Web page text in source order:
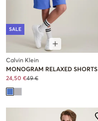
SALE
Calvin Klein
MONOGRAM RELAXED SHORTS
24,50 €49 €